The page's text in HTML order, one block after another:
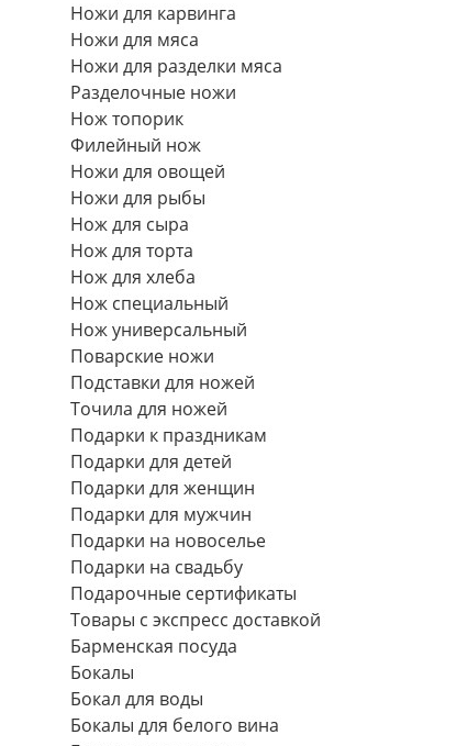
Ножи для карвинга
Ножи для мяса
Ножи для разделки мяса
Разделочные ножи
Нож топорик
Филейный нож
Ножи для овощей
Ножи для рыбы
Нож для сыра
Нож для торта
Нож для хлеба
Нож специальный
Нож универсальный
Поварские ножи
Подставки для ножей
Точила для ножей
Подарки к праздникам
Подарки для детей
Подарки для женщин
Подарки для мужчин
Подарки на новоселье
Подарки на свадьбу
Подарочные сертификаты
Товары с экспресс доставкой
Барменская посуда
Бокалы
Бокал для воды
Бокалы для белого вина